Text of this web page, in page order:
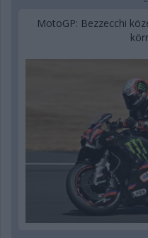
MotoGP: Bezzecchi